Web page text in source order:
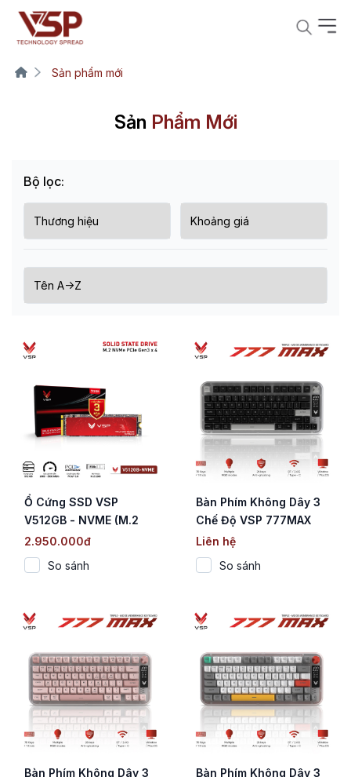
Sản phẩm mới
Sản Phẩm Mới
Bộ lọc:
Ổ Cứng SSD VSP
V512GB - NVME (M.2
NVMe / PCIe Gen3 x4 /
2800-3500 MB/s)
2.950.000đ
So sánh
Bàn Phím Không Dây 3
Chế Độ VSP 777MAX
Black (Membrane / 78
Phím / Màn Hình Digital
/ RGB / 4000mAh)
Liên hệ
So sánh
Bàn Phím Không Dây 3
Bàn Phím Không Dây 3